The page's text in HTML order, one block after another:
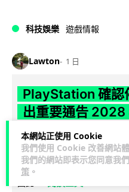
本網站正使用 Cookie
我們使用 Cookie 改善網站
我們的網站即表示您同意我
策 。
科技娛樂 遊戲情報
Lawton 1 日
PlayStation 確認
出重要通告 2028
戲
Sony 已在 PS5 主機包裝加
計劃：2028 年 1 月起停產新